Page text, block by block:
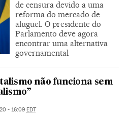
de censura devido a uma
reforma do mercado de
aluguel. O presidente do
Parlamento deve agora
encontrar uma alternativa
governamental
não funciona sem
- 16:09 EDT